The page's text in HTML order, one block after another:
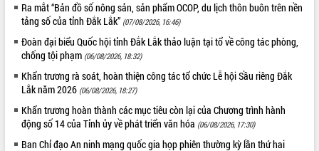
thi Sáng tạo Kỹ thuật 2024 - 2025
Đắk Lắk rà soát, điều chỉnh Đề án 190
về phát triển nuôi trồng thủy sản
Phó Chủ tịch UBND tỉnh Đắk Lắk
Trương Công Thái kiểm tra thực địa
Dự án cao tốc Khánh Hòa - Buôn Ma
Thuột
Định vị cà phê Việt Nam như một “di
sản sống” trong dòng chảy toàn cầu
Ra mắt “Bản đồ số nông sản, sản phẩm OCOP, du lịch thôn buôn trên nền
tảng số của tỉnh Đắk Lắk” (07/08/2026, 16:46)
Đoàn đại biểu Quốc hội tỉnh Đắk Lắk thảo luận tại tổ về công tác phòng,
chống tội phạm (06/08/2026, 18:32)
Khẩn trương rà soát, hoàn thiện công tác tổ chức Lễ hội Sầu riêng Đắk
Lắk năm 2026 (06/08/2026, 18:27)
Khẩn trương hoàn thành các mục tiêu còn lại của Chương trình hành
động số 14 của Tỉnh ủy về phát triển văn hóa (06/08/2026, 17:30)
Ban Chỉ đạo An ninh mạng quốc gia họp phiên thường kỳ lần thứ hai